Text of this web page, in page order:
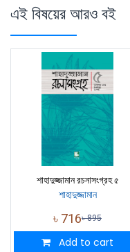
এই বিষয়ের আরও বই
শাহাদুজ্জামান রচনাসংগ্রহ ৫
শাহাদুজ্জামান
৳ 716৳895
Add to cart